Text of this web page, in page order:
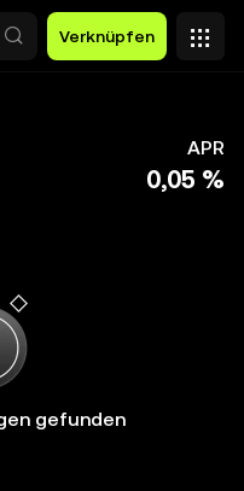
Verknüpfen
APR
0,05 %
gefunden